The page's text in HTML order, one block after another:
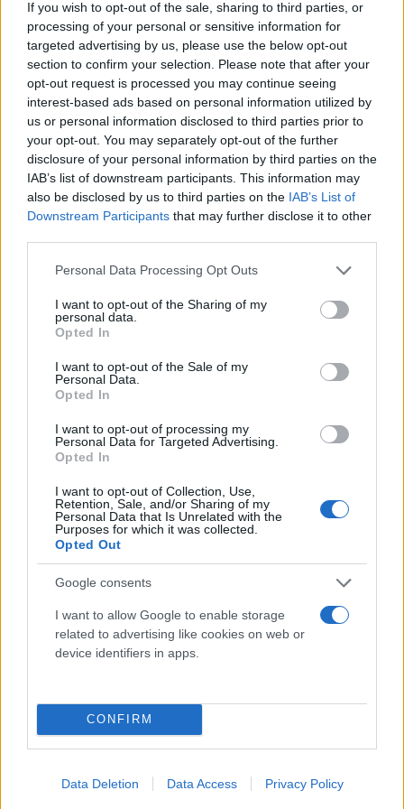
If you wish to opt-out of the sale, sharing to third parties, or
processing of your personal or sensitive information for
targeted advertising by us, please use the below opt-out
section to confirm your selection. Please note that after your
opt-out request is processed you may continue seeing
interest-based ads based on personal information utilized by
us or personal information disclosed to third parties prior to
your opt-out. You may separately opt-out of the further
disclosure of your personal information by third parties on the
IAB’s list of downstream participants. This information may
also be disclosed by us to third parties on the IAB’s List of
Downstream Participants that may further disclose it to other
Please note that this website/app uses one or more Google
not limited to your visit or usage behaviour. You may click to
grant or deny consent to Google and its third-party tags to
use your data for below specified purposes in below Google
consent section.
Personal Data Processing Opt Outs
I want to opt-out of the Sharing of my
personal data.
Opted In
I want to opt-out of the Sale of my
Personal Data.
Opted In
I want to opt-out of processing my
Personal Data for Targeted Advertising.
Opted In
I want to opt-out of Collection, Use,
Retention, Sale, and/or Sharing of my
Personal Data that Is Unrelated with the
Purposes for which it was collected.
Opted Out
Google consents
I want to allow Google to enable storage
related to advertising like cookies on web or
device identifiers in apps.
CONFIRM
Data Deletion Data Access Privacy Policy
Μέσα σε αυτό τον χαμό, είναι φυσικό να χάνεται
καμία φορά η ελπίδα για ένα καλύτερο αύριο και να
φοβόμαστε τόσο για τα παιδιά μας, που να
φτάνουμε στο σημείο να αναρωτηθούμε εάν θα
ήταν καλύτερο να μην τα είχαμε φέρει στον κόσμο.
Όμως χωρίς τα δικά μας παιδιά, τα χαμογελαστά
τουλάχιστον τα πρώτα χρόνια της ζωής τους, ποιος